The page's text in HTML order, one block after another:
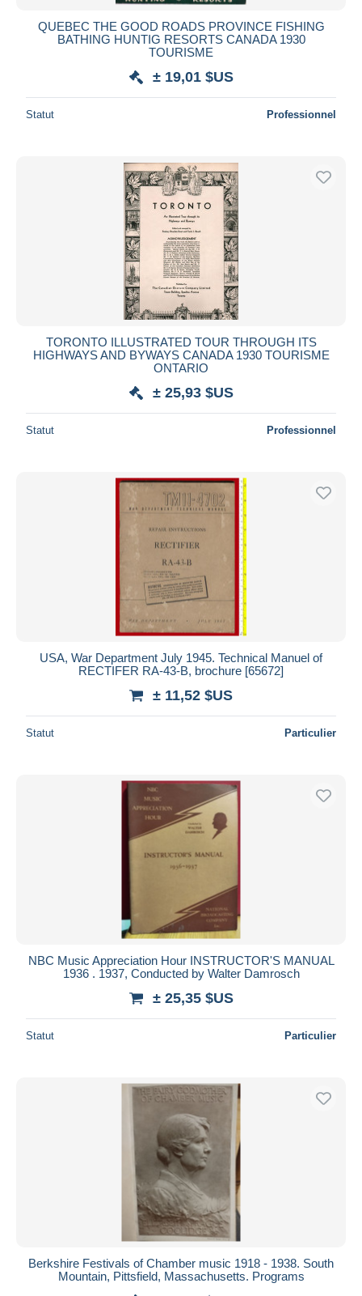
QUEBEC THE GOOD ROADS PROVINCE FISHING
BATHING HUNTIG RESORTS CANADA 1930
TOURISME
± 19,01 $US
Statut Professionnel
TORONTO ILLUSTRATED TOUR THROUGH ITS
HIGHWAYS AND BYWAYS CANADA 1930 TOURISME
ONTARIO
± 25,93 $US
Statut Professionnel
USA, War Department July 1945. Technical Manuel of
RECTIFER RA-43-B, brochure [65672]
± 11,52 $US
Statut Particulier
NBC Music Appreciation Hour INSTRUCTOR'S MANUAL
1936 . 1937, Conducted by Walter Damrosch
± 25,35 $US
Statut Particulier
Berkshire Festivals of Chamber music 1918 - 1938. South
Mountain, Pittsfield, Massachusetts. Programs